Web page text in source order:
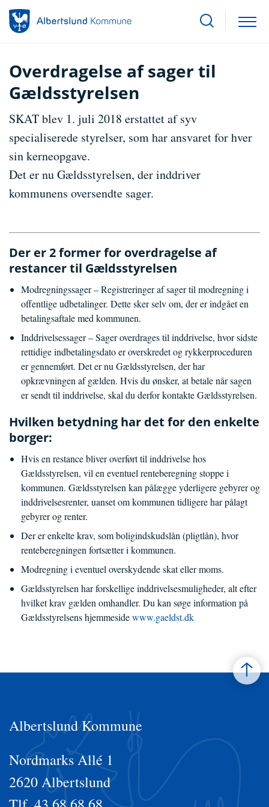
Overdragelse af sager til
Gældsstyrelsen
SKAT blev 1. juli 2018 erstattet af syv
specialiserede styrelser, som har ansvaret for hver
sin kerneopgave.
Det er nu Gældsstyrelsen, der inddriver
kommunens oversendte sager.
Der er 2 former for overdragelse af
restancer til Gældsstyrelsen
Modregningssager – Registreringer af sager til modregning i
offentlige udbetalinger. Dette sker selv om, der er indgået en
betalingsaftale med kommunen.
Inddrivelsessager – Sager overdrages til inddrivelse, hvor sidste
rettidige indbetalingsdato er overskredet og rykkerproceduren
er gennemført. Det er nu Gældsstyrelsen, der har
opkrævningen af gælden. Hvis du ønsker, at betale når sagen
er sendt til inddrivelse, skal du derfor kontakte Gældsstyrelsen.
Hvilken betydning har det for den enkelte
borger:
Hvis en restance bliver overført til inddrivelse hos
Gældsstyrelsen, vil en eventuel renteberegning stoppe i
kommunen. Gældsstyrelsen kan pålægge yderligere gebyrer og
inddrivelsesrenter, uanset om kommunen tidligere har pålagt
gebyrer og renter.
Der er enkelte krav, som boligindskudslån (pligtlån), hvor
renteberegningen fortsætter i kommunen.
Modregning i eventuel overskydende skat eller moms.
Gældsstyrelsen har forskellige inddrivelsesmuligheder, alt efter
hvilket krav gælden omhandler. Du kan søge information på
Gældsstyrelsens hjemmesidewww.gaeldst.dk
Albertslund Kommune
Nordmarks Allé 1
2620 Albertslund